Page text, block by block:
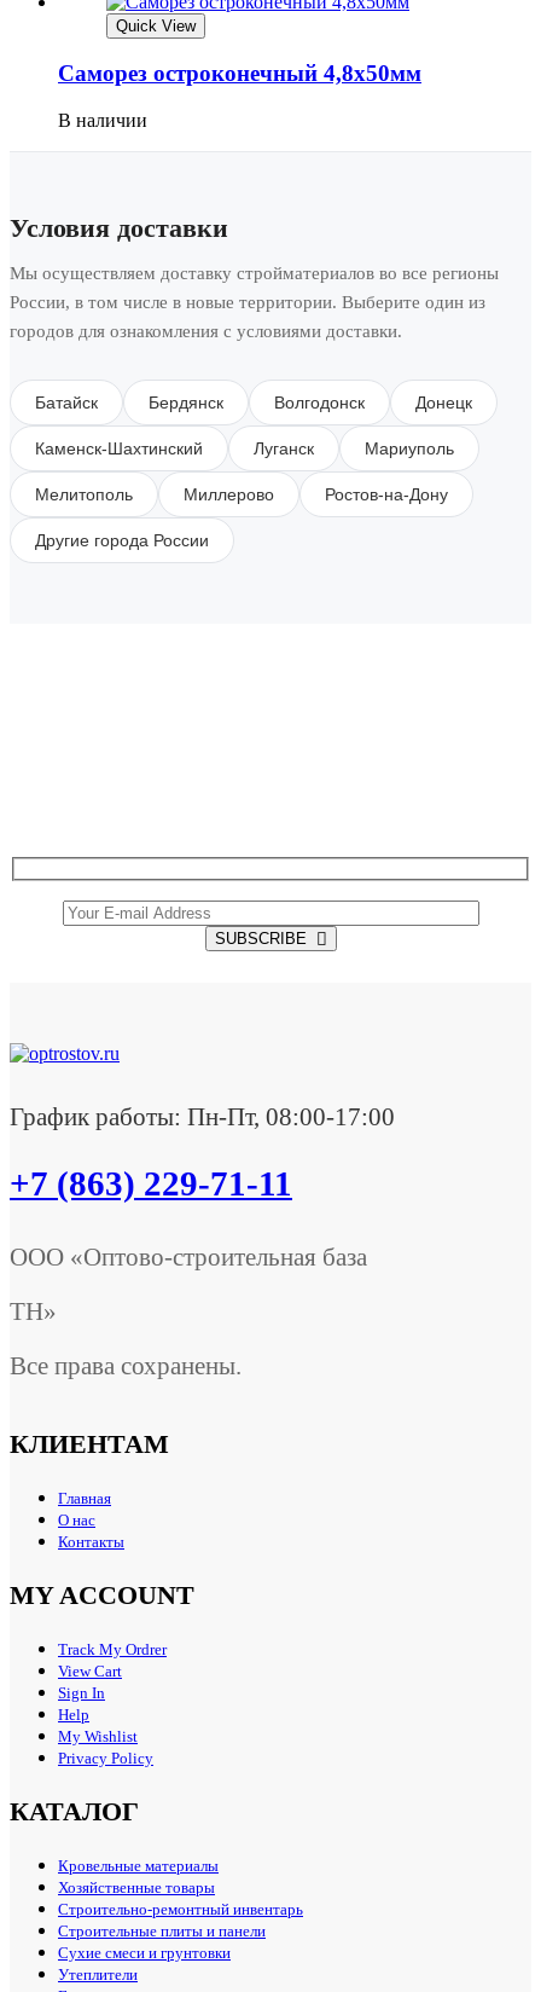
Quick View
Саморез остроконечный 4,8х50мм
В наличии
Условия доставки
Мы осуществляем доставку стройматериалов во все регионы
России, в том числе в новые территории. Выберите один из
городов для ознакомления с условиями доставки.
Батайск Бердянск Волгодонск Донецк
Каменск-Шахтинский Луганск Мариуполь
Мелитополь Миллерово Ростов-на-Дону
Другие города России
SUBSCRIBE
График работы: Пн-Пт, 08:00-17:00
+7 (863) 229-71-11
ООО «Оптово-строительная база
ТН»
Все права сохранены.
КЛИЕНТАМ
Главная
О нас
Контакты
MY ACCOUNT
Track My Ordrer
View Cart
Sign In
Help
My Wishlist
Privacy Policy
КАТАЛОГ
Кровельные материалы
Хозяйственные товары
Строительно-ремонтный инвентарь
Строительные плиты и панели
Сухие смеси и грунтовки
Утеплители